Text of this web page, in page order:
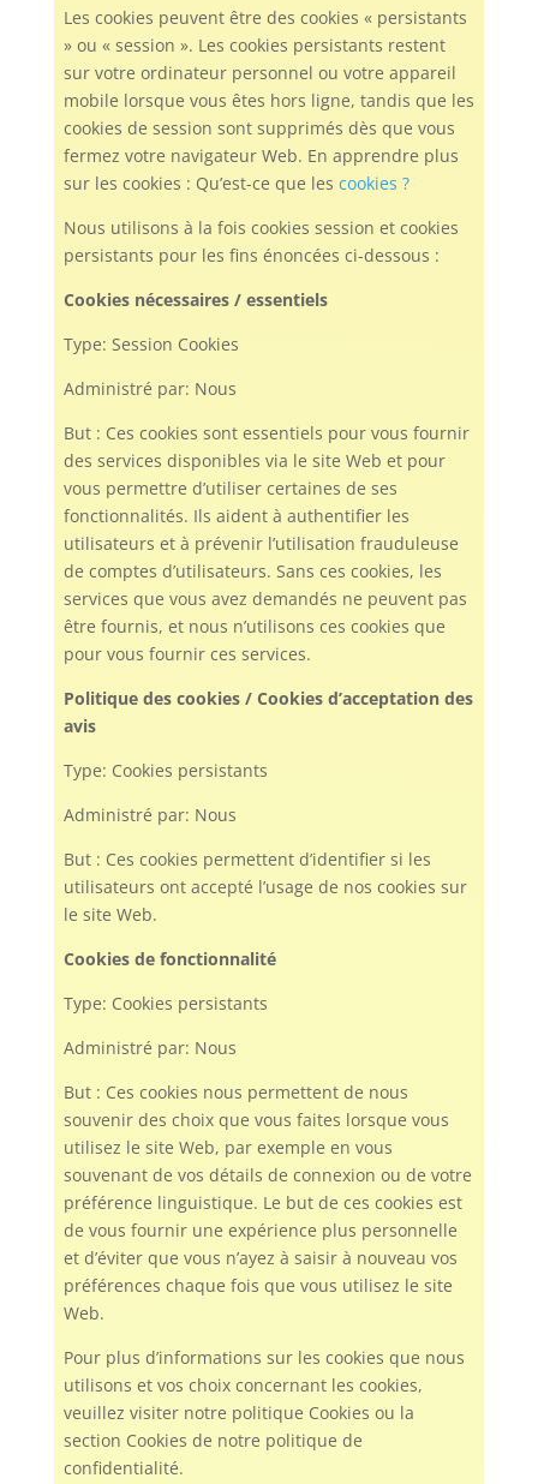
Les cookies peuvent être des cookies « persistants
» ou « session ». Les cookies persistants restent
sur votre ordinateur personnel ou votre appareil
mobile lorsque vous êtes hors ligne, tandis que les
cookies de session sont supprimés dès que vous
fermez votre navigateur Web. En apprendre plus
sur les cookies : Qu’est-ce que les cookies ?
Nous utilisons à la fois cookies session et cookies
persistants pour les fins énoncées ci-dessous :
Cookies nécessaires / essentiels
Type: Session Cookies
Administré par: Nous
But : Ces cookies sont essentiels pour vous fournir
des services disponibles via le site Web et pour
vous permettre d’utiliser certaines de ses
fonctionnalités. Ils aident à authentifier les
utilisateurs et à prévenir l’utilisation frauduleuse
de comptes d’utilisateurs. Sans ces cookies, les
services que vous avez demandés ne peuvent pas
être fournis, et nous n’utilisons ces cookies que
pour vous fournir ces services.
Politique des cookies / Cookies d’acceptation des
avis
Type: Cookies persistants
Administré par: Nous
But : Ces cookies permettent d’identifier si les
utilisateurs ont accepté l’usage de nos cookies sur
le site Web.
Cookies de fonctionnalité
Type: Cookies persistants
Administré par: Nous
But : Ces cookies nous permettent de nous
souvenir des choix que vous faites lorsque vous
utilisez le site Web, par exemple en vous
souvenant de vos détails de connexion ou de votre
préférence linguistique. Le but de ces cookies est
de vous fournir une expérience plus personnelle
et d’éviter que vous n’ayez à saisir à nouveau vos
préférences chaque fois que vous utilisez le site
Web.
Pour plus d’informations sur les cookies que nous
utilisons et vos choix concernant les cookies,
veuillez visiter notre politique Cookies ou la
section Cookies de notre politique de
confidentialité.